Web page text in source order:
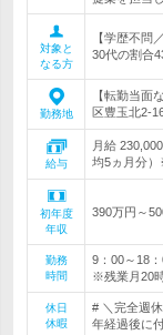
対象と
なる方
【学歴不
30代の割合
勤務地
【転勤当面
区豊玉北2-
給与
月給
均5ヵ月分
初年度
年収
390万円～
勤務
時間
9：00～18
※残業月20
休日
休暇
# ＼完全週
年経過後に